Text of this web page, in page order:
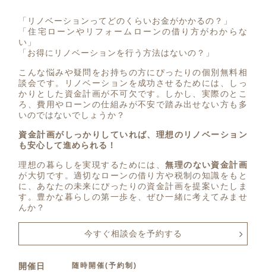
「リノベーションってどのくらいお金がかかるの？」
「住宅ローンやリフォームローンの借り方がわからな
い」
「お得にリノベーションを行う方法はないの？」
こんな悩みや疑問をお持ちの方にぴったりの個別無料相
談会です。リノベーションを成功させるためには、しっ
かりとした資金計画が不可欠です。しかし、実際のとこ
ろ、費用やローンの仕組みが不安で踏み出せない方も多
いのではないでしょうか？
資金計画がしっかりしていれば、理想のリノベーション
も安心して進められる！
理想の暮らしを実現するためには、無理のない資金計画
が大切です。適切なローンの借り方や税制の知識をもと
に、あなたの未来にぴったりの資金計画を提案いたしま
す。豊かな暮らしの第一歩を、ぜひ一緒に考えてみませ
んか？
今すぐ相談会を予約する
開催日 随時開催(予約制)